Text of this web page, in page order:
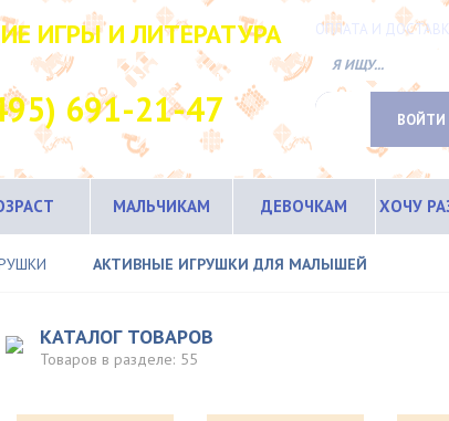
ИГРЫ И ЛИТЕРАТУРА
КОНТАКТНЫЙ ТЕЛЕФОН
691-21-47
ОПЛАТА И
ВОЙТИ
МАЛЬЧИКАМ ДЕВОЧКАМ ХОЧУ
АКТИВНЫЕ ИГРУШКИ ДЛЯ МАЛЫШЕЙ
КАТАЛОГ ТОВАРОВ
Товаров в разделе: 55